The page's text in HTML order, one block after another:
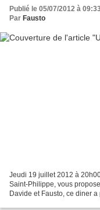
Publié le 05/07/2012 à
Par Fausto
Jeudi 19 juillet 2012 à
Saint-Philippe, vous
Davide et Fausto, ce diner